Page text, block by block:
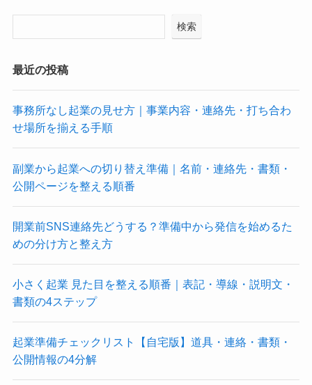
検索
最近の投稿
事務所なし起業の見せ方｜事業内容・連絡先・打ち合わ
せ場所を揃える手順
副業から起業への切り替え準備｜名前・連絡先・書類・
公開ページを整える順番
開業前SNS連絡先どうする？準備中から発信を始めるた
めの分け方と整え方
小さく起業 見た目を整える順番｜表記・導線・説明文・
書類の4ステップ
起業準備チェックリスト【自宅版】道具・連絡・書類・
公開情報の4分解